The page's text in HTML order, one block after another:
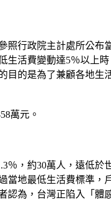
行政院主計處所公
活費變動達5％以上
的是為了兼顧各地
萬元。
，約30萬人，遠低
當地最低生活費標準
認為，台灣正陷入「體